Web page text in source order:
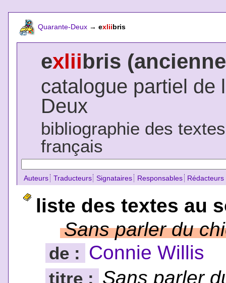
Quarante-Deux → exliibris
exliibris
catalogue partiel de
Deux
bibliographie des
français
Auteurs Traducteurs Signataires Responsables Rédacteurs
liste des textes au
Sans parler du
de : Connie Willis
titre : Sans parler